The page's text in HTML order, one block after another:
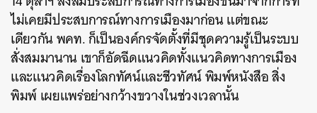
ไม่เคยมีประสบการณ์ทางการเมืองมาก่อน แต่ขณะ
เดียวกัน พคท. ก็เป็นองค์กรจัดตั้งที่มีชุดความรู้เป็นระบบ
สั่งสมมานาน เขาก็อัดฉีดแนวคิดทั้งแนวคิดทางการเมือง
และแนวคิดเรื่องโลกทัศน์และชีวทัศน์ พิมพ์หนังสือ สิ่ง
พิมพ์ เผยแพร่อย่างกว้างขวางในช่วงเวลานั้น